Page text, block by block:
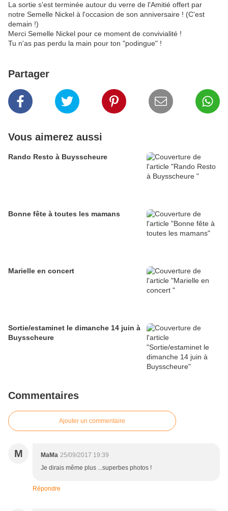
La sortie s'est terminée autour du verre de l'Amitié offert par
notre Semelle Nickel à l'occasion de son anniversaire ! (C'est
demain !)
Merci Semelle Nickel pour ce moment de convivialité !
Tu n'as pas perdu la main pour ton "podingue" !
Partager
Vous aimerez aussi
Rando Resto à Buysscheure
Bonne fête à toutes les mamans
Marielle en concert
Sortie/estaminet le dimanche 14 juin à
Buysscheure
Commentaires
Ajouter un commentaire
M MaMa 25/09/2017 19:39
Je dirais même plus ...superbes photos !
Répondre